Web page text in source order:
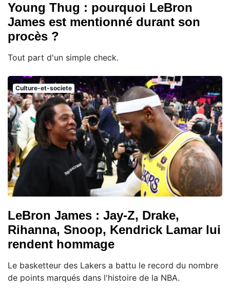
Young Thug : pourquoi LeBron
James est mentionné durant son
procès ?
Tout part d'un simple check.
Culture-et-societe
LeBron James : Jay-Z, Drake,
Rihanna, Snoop, Kendrick Lamar lui
rendent hommage
Le basketteur des Lakers a battu le record du nombre
de points marqués dans l'histoire de la NBA.